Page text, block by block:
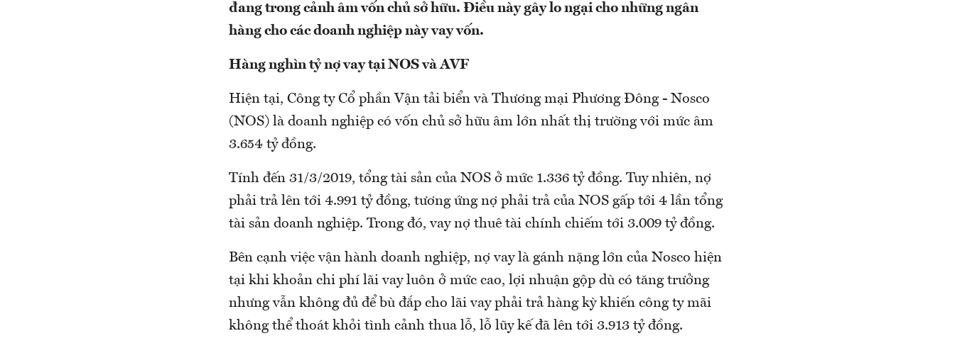
đang trong cảnh âm vốn chủ sở hữu. Điều này gây lo ngại cho những ngân
hàng cho các doanh nghiệp này vay vốn.
Hàng nghìn tỷ nợ vay tại NOS và AVF
Hiện tại, Công ty Cổ phần Vận tải biển và Thương mại Phương Đông - Nosco
(NOS) là doanh nghiệp có vốn chủ sở hữu âm lớn nhất thị trường với mức âm
3.654 tỷ đồng.
Tính đến 31/3/2019, tổng tài sản của NOS ở mức 1.336 tỷ đồng. Tuy nhiên, nợ
phải trả lên tới 4.991 tỷ đồng, tương ứng nợ phải trả của NOS gấp tới 4 lần tổng
tài sản doanh nghiệp. Trong đó, vay nợ thuê tài chính chiếm tới 3.009 tỷ đồng.
Bên cạnh việc vận hành doanh nghiệp, nợ vay là gánh nặng lớn của Nosco hiện
tại khi khoản chi phí lãi vay luôn ở mức cao, lợi nhuận gộp dù có tăng trưởng
nhưng vẫn không đủ để bù đắp cho lãi vay phải trả hàng kỳ khiến công ty mãi
không thể thoát khỏi tình cảnh thua lỗ, lỗ lũy kế đã lên tới 3.913 tỷ đồng.